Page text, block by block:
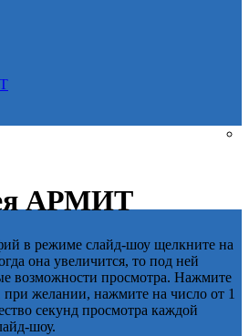
АРМИТ
в режиме слайд-шоу щелкните на
она увеличится, то под ней
возможности просмотра. Нажмите
желании, нажмите на число от 1
секунд просмотра каждой
шоу.